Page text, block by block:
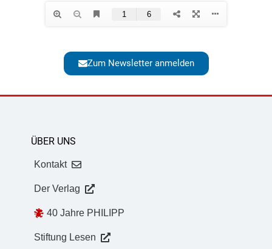
Zum Newsletter anmelden
ÜBER UNS
Kontakt
Der Verlag
40 Jahre PHILIPP
Stiftung Lesen